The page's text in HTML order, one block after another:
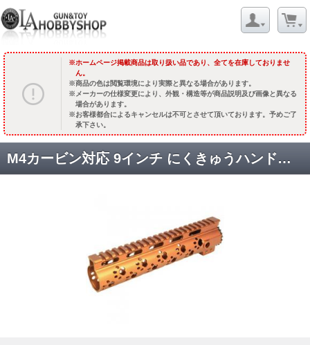
ホームページ掲載商品は取り扱い品であり、全てを在庫しておりませ
ん。
商品の色は閲覧環境により実際と異なる場合があります。
メーカーの仕様変更により、外観・構造等が商品説明及び画像と異なる
場合があります。
お客様都合によるキャンセルは不可とさせて頂いております。予めご了
承下さい。
M4カービン対応 9インチ にくきゅうハンドガード /オレンジ[TAG-GP0013] [納期未定.先着順単品予約停止]